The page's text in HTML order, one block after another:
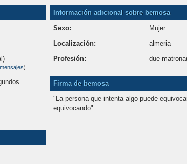
)
Información adicional sobre bemosa
Sexo:
Mujer
Localización:
almeria
Profesión:
due-
Firma de bemosa
"La persona que intenta algo puede
equivocando"